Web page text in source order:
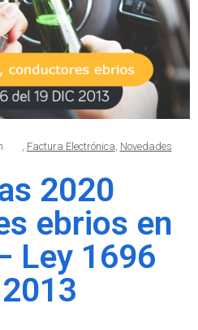
Factura Electrónica Novedades
2020
ebrios en
Ley 1696